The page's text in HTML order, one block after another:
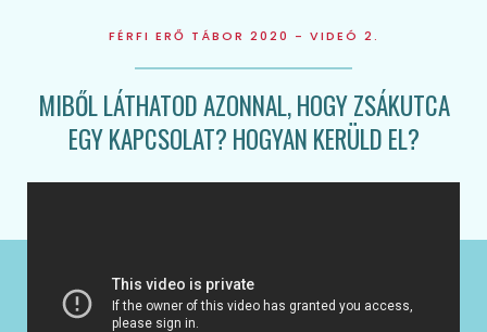
FÉRFI ERŐ TÁBOR 2020 - VIDEÓ 2.
MIBŐL LÁTHATOD AZONNAL, HOGY ZSÁKUTCA
EGY KAPCSOLAT? HOGYAN KERÜLD EL?